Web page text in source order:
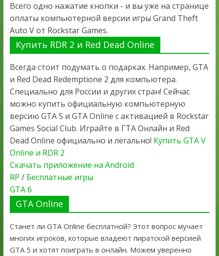
Всего одно нажатие кнопки - и вы уже на странице
оплаты компьютерной версии игры Grand Theft
Auto V от Rockstar Games.
Купить RDR 2 и Red Dead Online
Всегда стоит подумать о подарках. Например, GTA
и Red Dead Redemptione 2 для компьютера.
Специально для России и других стран! Сейчас
можно купить официальную компьютерную
версию GTA 5 и GTA Online с активацией в Rockstar
Games Social Club. Играйте в ГТА Онлайн и Red
Dead Online официально и легально! Купить GTA V
Online и RDR 2
Скачать приложение на Android
RP / Бесплатные игры
GTA 6
GTA Online
Станет ли GTA Online бесплатной? Этот вопрос мучает
многих игроков, которые владеют пиратской версией
GTA 5 и хотят поиграть в онлайн. Можем уверенно